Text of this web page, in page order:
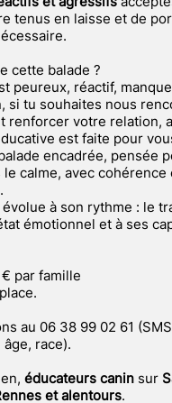
tenus en laisse et de
cette balade ?
peureux, réactif,
si tu souhaites nous
renforcer votre relation,
est faite pour
encadrée, pensée
calme, avec cohérence
à son rythme : le
émotionnel et à ses
par famille
au 06 38 99 02 61
race).
éducateurs canin sur
et alentours.